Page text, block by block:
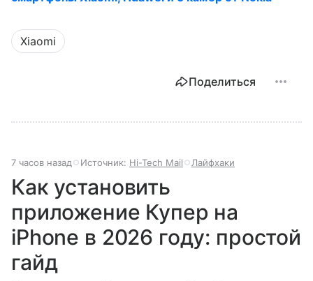
Xiaomi
Поделиться
7 часов назад Источник: Hi-Tech Mail Лайфхаки
Как установить
приложение Купер на
iPhone в 2026 году: простой
гайд